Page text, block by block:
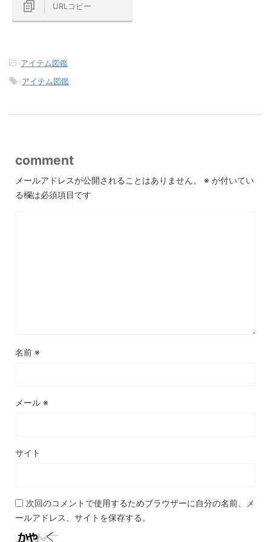
URLコピー
-アイテム図鑑
-アイテム図鑑
comment
メールアドレスが公開されることはありません。 ※ が付いてい
る欄は必須項目です
名前 ※
メール ※
サイト
次回のコメントで使用するためブラウザーに自分の名前、メ
ールアドレス、サイトを保存する。